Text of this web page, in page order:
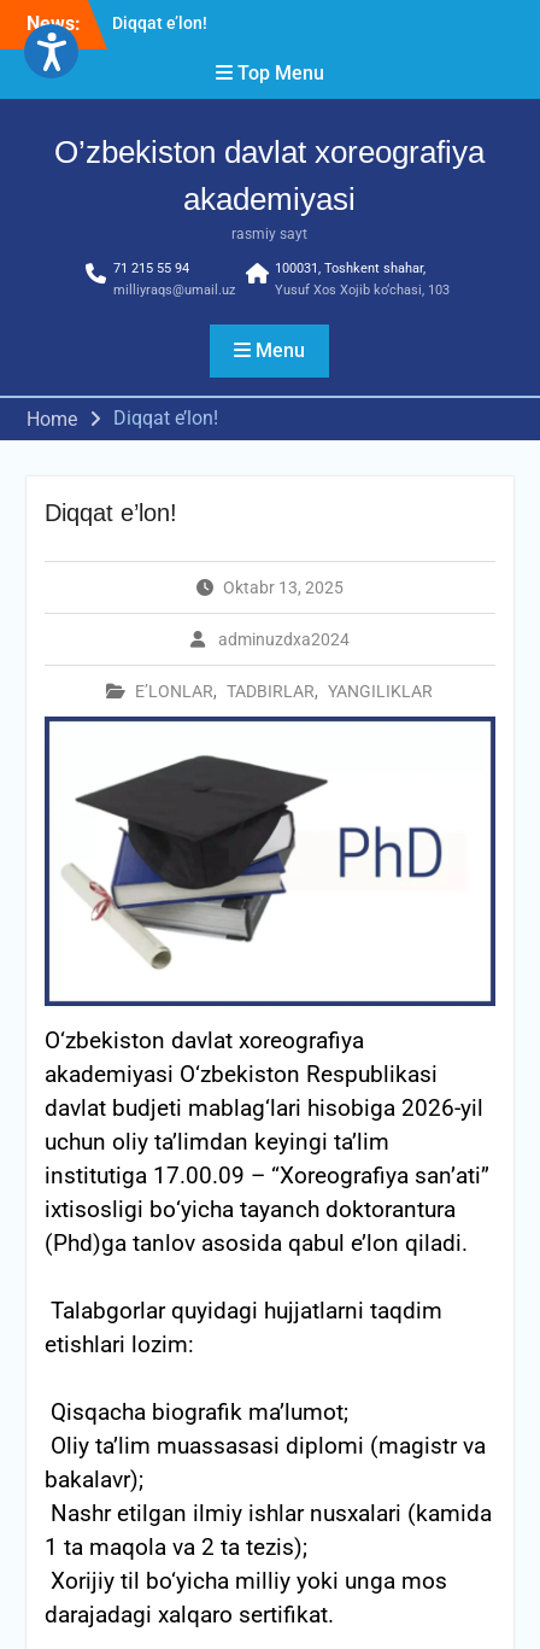
Skip
content
News:
Diqqat e’lon!
2026” tadbiri bo‘lib o‘tdi
RESPUBLIKA ILMIY-
Top Menu
O’zbekiston davlat xoreografiya
akademiyasi
rasmiy sayt
71 215 55 94
milliyraqs@umail.uz
100031, Toshkent shahar,
Yusuf Xos Xojib ko‘chasi, 103
Menu
Home Diqqat e’lon!
Diqqat e’lon!
Oktabr 13, 2025
adminuzdxa2024
E’LONLAR, TADBIRLAR, YANGILIKLAR
О‘zbekiston davlat xoreografiya
akademiyasi O‘zbekiston Respublikasi
davlat budjeti mablag‘lari hisobiga 2026-yil
uchun oliy ta’limdan keyingi ta’lim
institutiga 17.00.09 – “Xoreografiya san’ati”
ixtisosligi bо‘yicha tayanch doktorantura
(Phd)ga tanlov asosida qabul e’lon qiladi.
Talabgorlar quyidagi hujjatlarni taqdim
etishlari lozim:
Qisqacha biografik maʼlumot;
Oliy taʼlim muassasasi diplomi (magistr va
bakalavr);
Nashr etilgan ilmiy ishlar nusxalari (kamida
1 ta maqola va 2 ta tezis);
Xorijiy til bo‘yicha milliy yoki unga mos
darajadagi xalqaro sertifikat.